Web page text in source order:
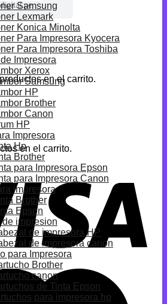
en el carrito.
en el carrito.
Samsung
Lexmark
Konica Minolta
Para Impresora Kyocera
Para Impresora Toshiba
Impresora
Xerox
Samsung
HP
Brother
Canon
HP
Impresora
Hp
Brother
para Impresora Epson
para Impresora Canon
impresora
Brother
Epson
impresion
de impresora HP
de impresora canon
para Impresora
Brother
canon
de Tinta Epson
para impresora hp